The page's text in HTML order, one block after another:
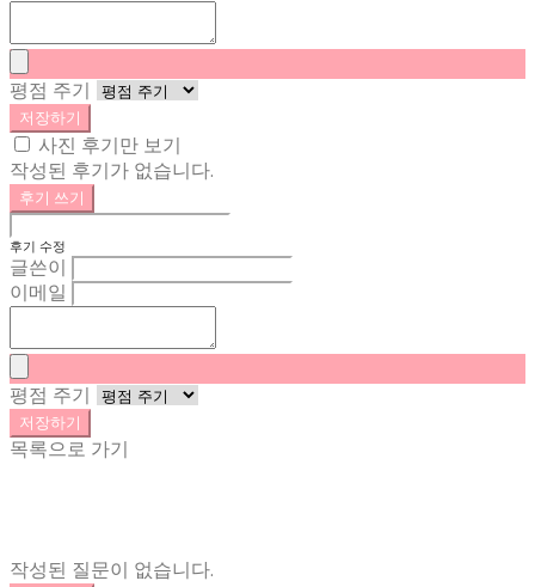
평점 주기
저장하기
사진 후기만 보기
작성된 후기가 없습니다.
후기 쓰기
후기 수정
글쓴이
이메일
평점 주기
저장하기
목록으로 가기
작성된 질문이 없습니다.